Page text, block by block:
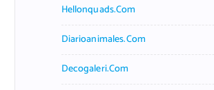
Hellonquads.com
Diarioanimales.com
Decogaleri.com